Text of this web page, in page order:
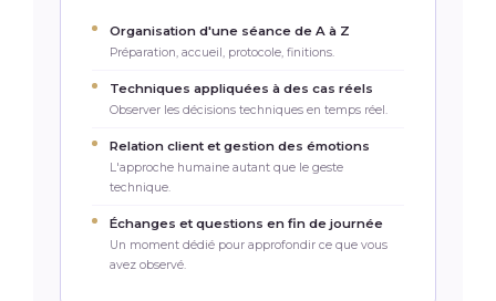
Organisation d'une séance de A à Z
Préparation, accueil, protocole, finitions.
Techniques appliquées à des cas réels
Observer les décisions techniques en temps réel.
Relation client et gestion des émotions
L'approche humaine autant que le geste
technique.
Échanges et questions en fin de journée
Un moment dédié pour approfondir ce que vous
avez observé.